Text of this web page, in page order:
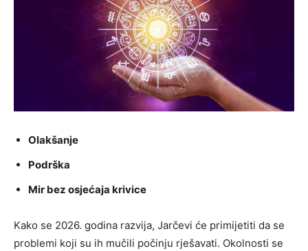
Olakšanje
Podrška
Mir bez osjećaja krivice
Kako se 2026. godina razvija, Jarčevi će primijetiti da se
problemi koji su ih mučili počinju rješavati. Okolnosti se